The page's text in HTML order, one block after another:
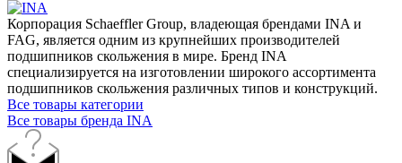
Корпорация Schaeffler Group, владеющая брендами INA и
FAG, является одним из крупнейших производителей
подшипников скольжения в мире. Бренд INA
специализируется на изготовлении широкого ассортимента
подшипников скольжения различных типов и конструкций.
Все товары категории
Все товары бренда INA